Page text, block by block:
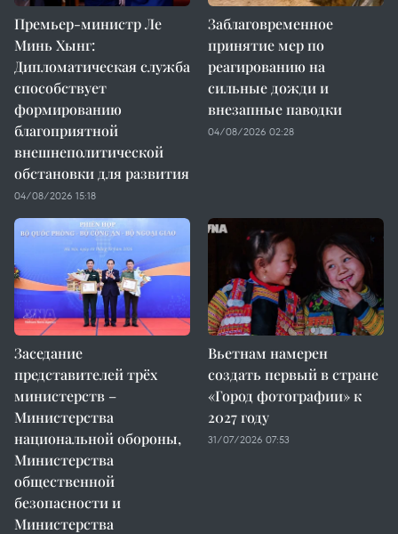
Премьер-министр Ле
Минь Хынг:
Дипломатическая служба
способствует
формированию
благоприятной
внешнеполитической
обстановки для развития
04/08/2026 15:18
Заблаговременное
принятие мер по
реагированию на
сильные дожди и
внезапные паводки
04/08/2026 02:28
Заседание
представителей трёх
министерств –
Министерства
национальной обороны,
Министерства
общественной
безопасности и
Министерства
Вьетнам намерен
создать первый в стране
«Город фотографии» к
2027 году
31/07/2026 07:53